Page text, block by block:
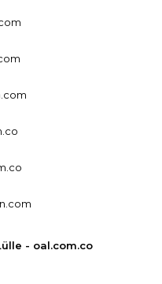
- oal.com.co